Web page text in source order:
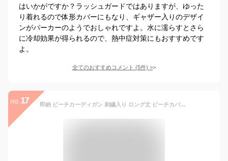
はいかがですか？ラッシュガードではありますが、ゆった
り着れるので体形カバーにもなり、ギャザー入りのデザイ
ンがパーカーのようでおしゃれですよ。水に濡らすとさら
に冷却効果が得られるので、熱中症対策にもおすすめです
よ。
全てのおすすめコメント (5件) >
no. 17 即納 ビーチカーディガン 刺繍入り ロング丈 ビーチカバー 水着の上に着るビーチガウンレースカバー 前開き UV対策 レディース 長袖 夏 UVカット 日焼け対策 薄手 透け感 冷房対策 白/黒 アウター 羽織りリゾート 海/ビーチ カジュアル 海外旅行 海外セレブ トップスレース